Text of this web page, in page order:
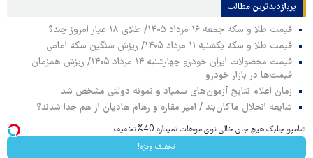
پربازدیدترین‌ مطالب
قیمت طلا و سکه جمعه ۱۶ مرداد ۱۴۰۵/ طلای ۱۸ عیار امروز چند؟
قیمت طلا و سکه یکشنبه ۱۱ مرداد ۱۴۰۵/ ریزش سنگین سکه امامی
قیمت محصولات ایران خودرو چهارشنبه ۱۴ مرداد ۱۴۰۵/ ریزش همزمان
قیمت‌ها در بازار خودرو
زمان اعلام نتایج آزمون‌های سمپاد و نمونه دولتی مشخص شد
شایعه انحلال ماکان‌بند / امیر مقاره و رهام هادیان از هم جدا شدند؟
شامپو جلبک هیچ جای خالی توی موهات نمیذاره 40%تخفیف
تخفیف ویژه!